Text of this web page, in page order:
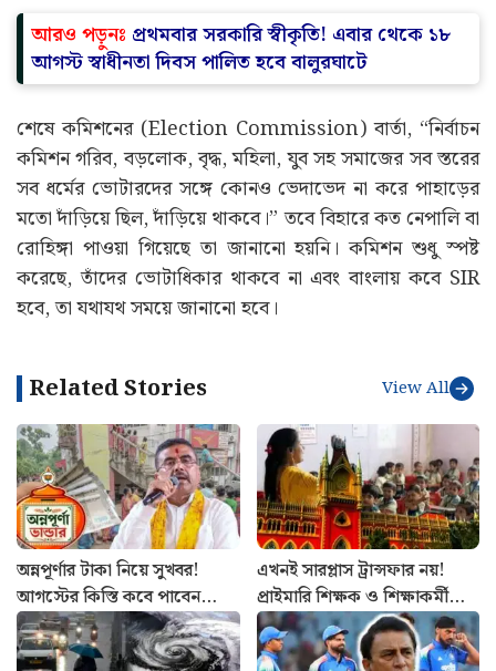
আরও পড়ুনঃ প্রথমবার সরকারি স্বীকৃতি! এবার থেকে ১৮
আগস্ট স্বাধীনতা দিবস পালিত হবে বালুরঘাটে
শেষে কমিশনের (Election Commission) বার্তা, “নির্বাচন
কমিশন গরিব, বড়লোক, বৃদ্ধ, মহিলা, যুব সহ সমাজের সব স্তরের
সব ধর্মের ভোটারদের সঙ্গে কোনও ভেদাভেদ না করে পাহাড়ের
মতো দাঁড়িয়ে ছিল, দাঁড়িয়ে থাকবে।” তবে বিহারে কত নেপালি বা
রোহিঙ্গা পাওয়া গিয়েছে তা জানানো হয়নি। কমিশন শুধু স্পষ্ট
করেছে, তাঁদের ভোটাধিকার থাকবে না এবং বাংলায় কবে SIR
হবে, তা যথাযথ সময়ে জানানো হবে।
Related Stories View All
অন্নপূর্ণার টাকা নিয়ে সুখবর!
আগস্টের কিস্তি কবে পাবেন
উপভোক্তারা? জানাল সরকার
এখনই সারপ্লাস ট্রান্সফার নয়!
প্রাইমারি শিক্ষক ও শিক্ষাকর্মীদের
বদলি নিয়ে বড় নির্দেশ হাইকোর্টের